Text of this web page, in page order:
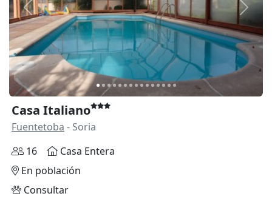
Anterior
Casa Italiano
Fuentetoba - Soria
16
Casa Entera
En población
Consultar